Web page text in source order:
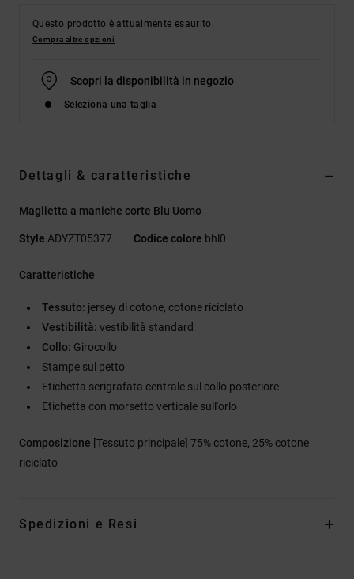
Questo prodotto è attualmente esaurito.
Compra altre opzioni
Scopri la disponibilità in negozio
Seleziona una taglia
Dettagli & caratteristiche
Maglietta a maniche corte Blu Uomo
Style ADYZT05377 Codice colore bhl0
Caratteristiche
Tessuto: jersey di cotone, cotone riciclato
Vestibilità: vestibilità standard
Collo: Girocollo
Stampe sul petto
Etichetta serigrafata centrale sul collo posteriore
Etichetta con morsetto verticale sull'orlo
Composizione [Tessuto principale] 75% cotone, 25% cotone
riciclato
Spedizioni e Resi